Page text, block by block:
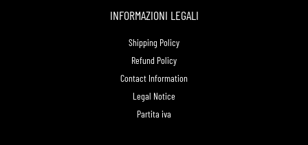
INFORMAZIONI LEGALI
Shipping Policy
Refund Policy
Contact Information
Legal Notice
Partita iva